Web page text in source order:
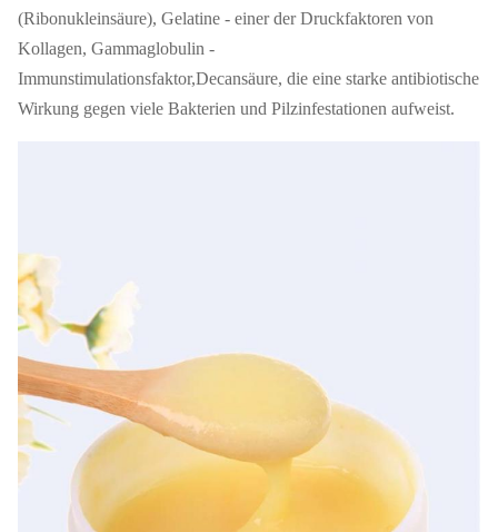
(Ribonukleinsäure), Gelatine - einer der Druckfaktoren von
Kollagen, Gammaglobulin -
Immunstimulationsfaktor,Decansäure, die eine starke antibiotische
Wirkung gegen viele Bakterien und Pilzinfestationen aufweist.